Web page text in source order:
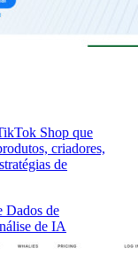
Shop que
criadores,
de
Dados de
de IA